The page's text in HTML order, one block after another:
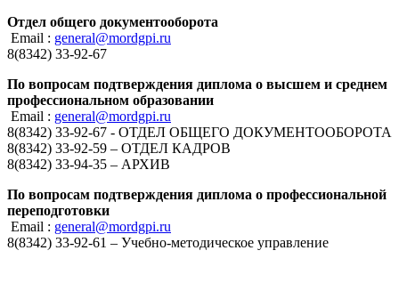
Отдел общего документооборота
Email : general@mordgpi.ru
8(8342) 33-92-67
По вопросам подтверждения диплома о высшем и среднем
профессиональном образовании
Email : general@mordgpi.ru
8(8342) 33-92-67 - ОТДЕЛ ОБЩЕГО ДОКУМЕНТООБОРОТА
8(8342) 33-92-59 – ОТДЕЛ КАДРОВ
8(8342) 33-94-35 – АРХИВ
По вопросам подтверждения диплома о профессиональной
переподготовки
Email : general@mordgpi.ru
8(8342) 33-92-61 – Учебно-методическое управление